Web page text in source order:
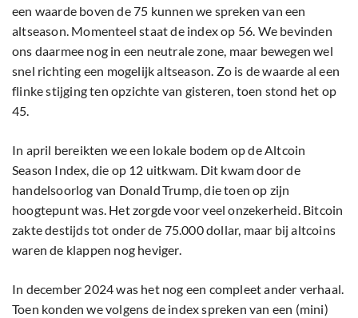
een waarde boven de 75 kunnen we spreken van een
altseason. Momenteel staat de index op 56. We bevinden
ons daarmee nog in een neutrale zone, maar bewegen wel
snel richting een mogelijk altseason. Zo is de waarde al een
flinke stijging ten opzichte van gisteren, toen stond het op
45.
In april bereikten we een lokale bodem op de Altcoin
Season Index, die op 12 uitkwam. Dit kwam door de
handelsoorlog van Donald Trump, die toen op zijn
hoogtepunt was. Het zorgde voor veel onzekerheid. Bitcoin
zakte destijds tot onder de 75.000 dollar, maar bij altcoins
waren de klappen nog heviger.
In december 2024 was het nog een compleet ander verhaal.
Toen konden we volgens de index spreken van een (mini)